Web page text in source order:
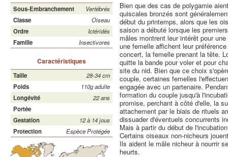
Sous-Embranchement
Vertébrés
Classe
Oiseau
Ordre
Ictéridés
Famille
Insectivores
Caractéristiques
Taille
28-34 cm
Poids
110g adulte
Longévité
22 ans
Portée
Gestation
12 à 14 jous
Protection
Espèce Protégée
Bien que des cas de polygamie
quiscales bronzés sont
début du printemps, alors que les
saison a débuté lorsque les
mâles montrent leur intérêt pour
une femelle affichent leur
concert, la femelle prenant la tête.
quitte la bande pour voler et pour
site du nid. Bien que ce choix
couple, certaines femelles
engagée avec un partenaire.
formation du couple jusqu'à
promise, perchant à côté d'elle, la
attachement par le biais de rituels
dissuader d'éventuels concurrents
Mais à partir du début de
Certains oiseaux non-nicheurs
Ils aident le mâle nicheur à nourrir
heurts.